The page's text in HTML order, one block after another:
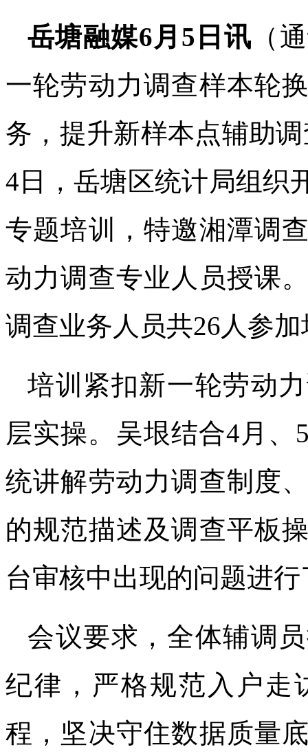
岳塘融媒6月5日讯 （
一轮劳动力调查样本轮
务，提升新样本点辅助
4日，岳塘区统计局组织
专题培训，特邀湘潭调
动力调查专业人员授课
调查业务人员共26人参
培训紧扣新一轮劳动
层实操。吴垠结合4月
统讲解劳动力调查制度
的规范描述及调查平板
台审核中出现的问题进
会议要求，全体辅调
纪律，严格规范入户走
程，坚决守住数据质量